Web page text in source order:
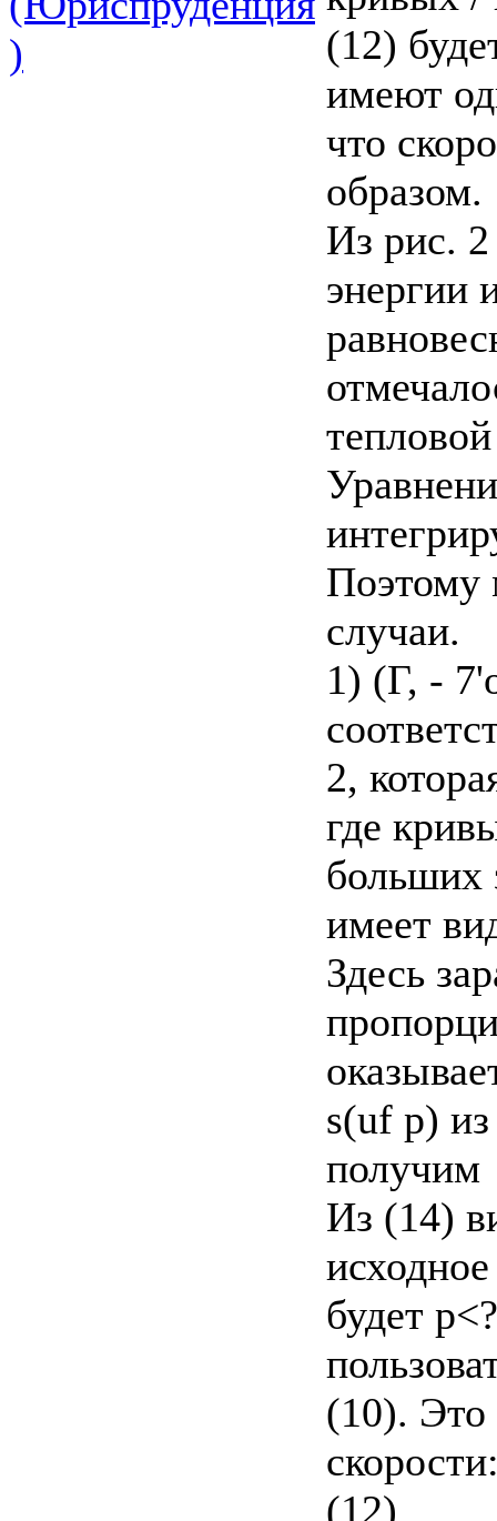
)
(12)
имеют
что
образом.
Из рис. 2
энергии
Поэтому
случаи.
1) (Г, -
2,
где
больших
имеет
Здесь
s(uf р)
получим
Из (14)
будет
(10). Это
(12)